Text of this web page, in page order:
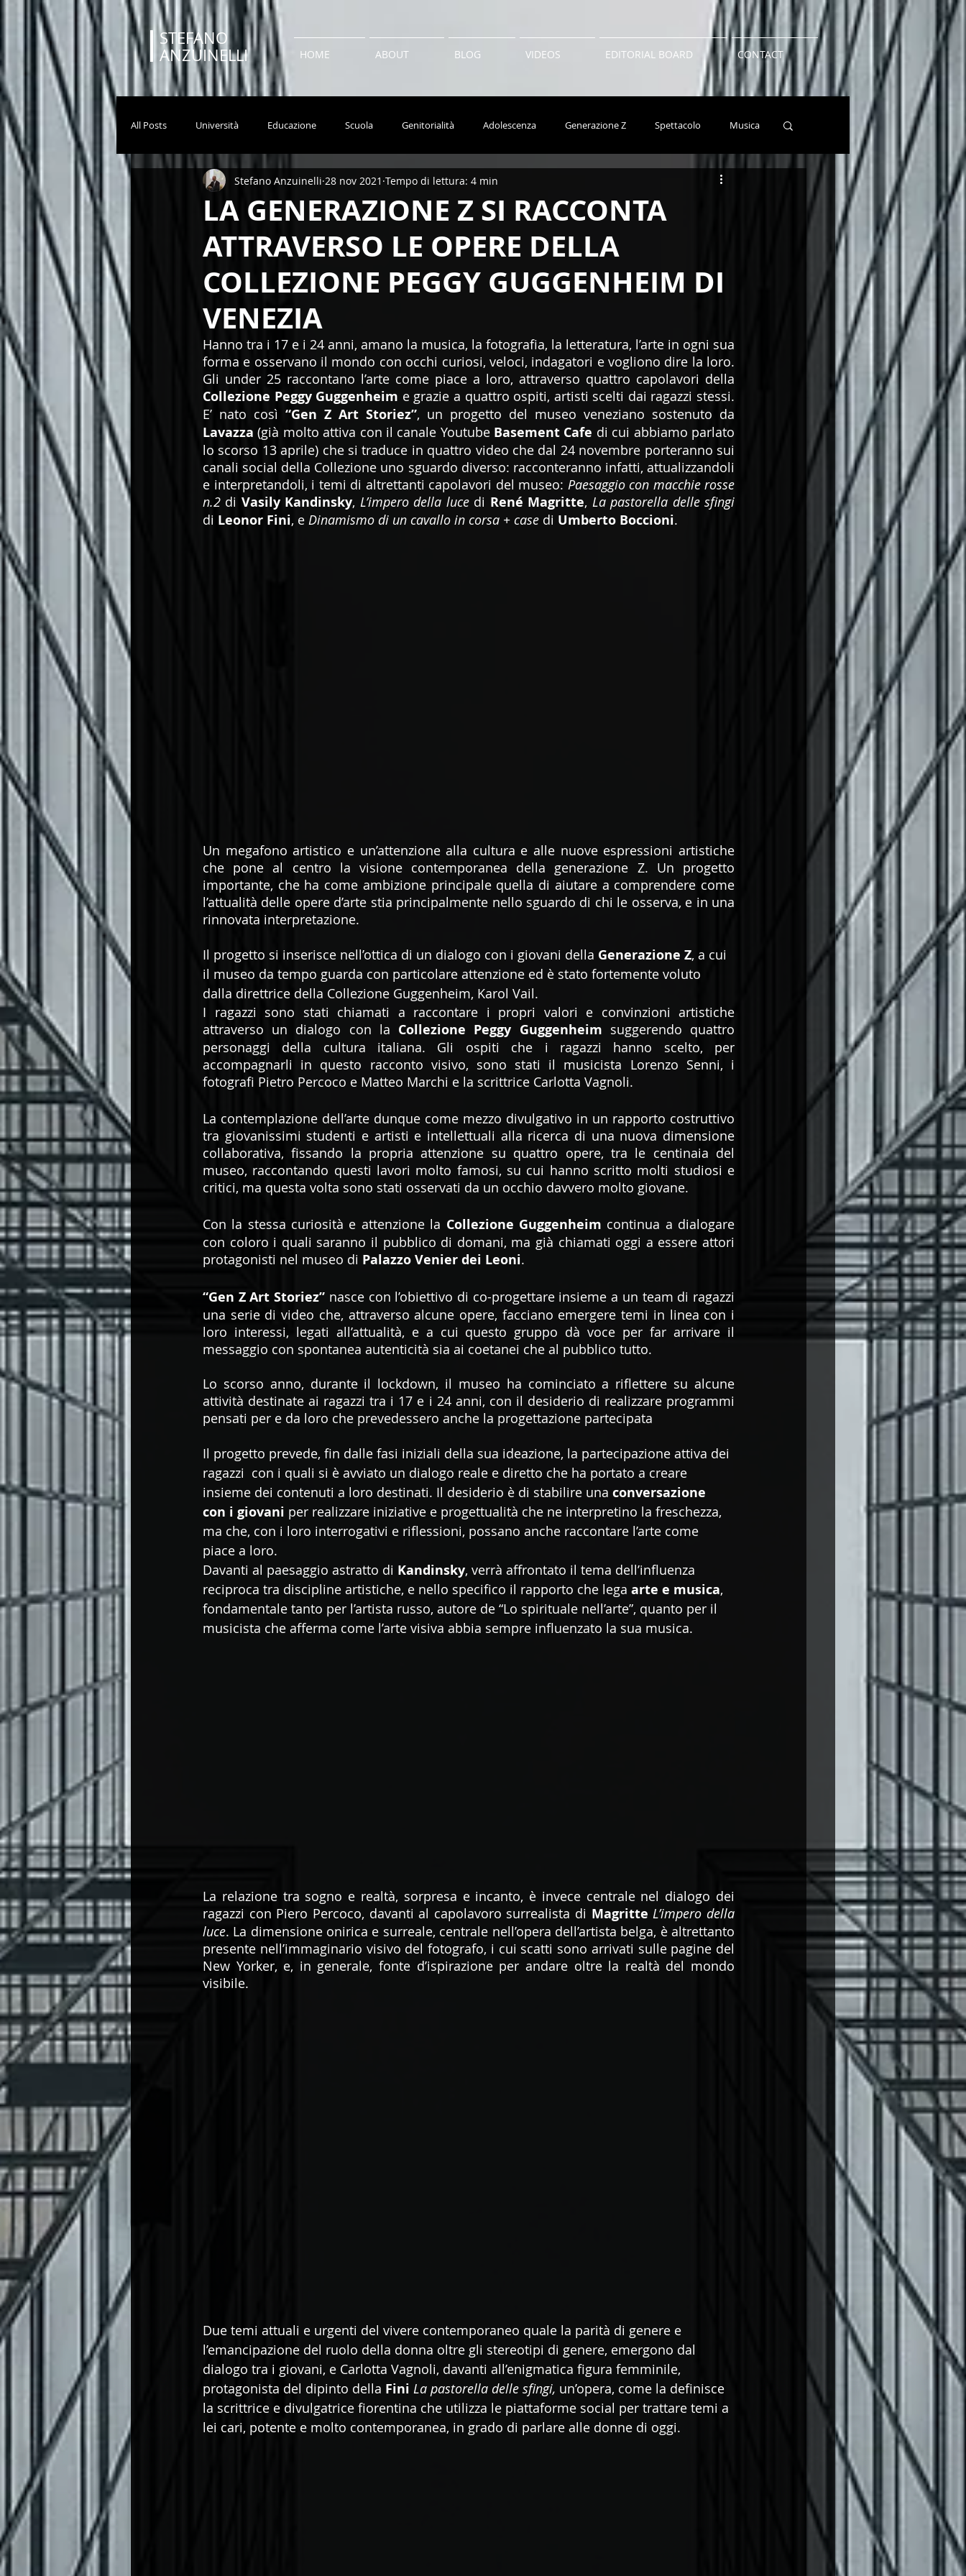
STEFANO
ANZUINELLI
HOME ABOUT BLOG VIDEOS EDITORIAL BOARD CONTACT
All Posts Università Educazione Scuola Genitorialità Adolescenza Generazione Z Spettacolo Musica
Cinema Serie TV Moda Salute Arte Viaggi TikTok
Ambiente
LA GENERAZIONE Z SI RACCONTA
ATTRAVERSO LE OPERE DELLA
COLLEZIONE PEGGY GUGGENHEIM DI
VENEZIA
Stefano Anzuinelli 28 nov 2021 Tempo di lettura: 4 min
Hanno tra i 17 e i 24 anni, amano la musica, la fotografia, la letteratura, l’arte in ogni sua
forma e osservano il mondo con occhi curiosi, veloci, indagatori e vogliono dire la loro.
Collezione Peggy Guggenheim e grazie a quattro ospiti, artisti scelti dai ragazzi stessi.
E’ nato così “Gen Z Art Storiez”
Lavazza (già molto attiva con il canale Youtube Basement Cafe di cui abbiamo parlato
lo scorso 13 aprile) che si traduce in quattro video che dal 24 novembre porteranno sui
canali social della Collezione uno sguardo diverso: racconteranno infatti, attualizzandoli
e interpretandoli, i temi di altrettanti capolavori del museo: Paesaggio con macchie rosse
n.2 di Vasily Kandinsky, L’impero della luce di René Magritte,
di Leonor Fini, e Dinamismo di un cavallo in corsa + case di Umberto Boccioni.
Un megafono artistico e un’attenzione alla cultura e alle nuove espressioni artistiche
che pone al centro la visione contemporanea della generazione Z. Un progetto
importante, che ha come ambizione principale quella di aiutare a comprendere come
l’attualità delle opere d’arte stia principalmente nello sguardo di chi le osserva, e in una
rinnovata interpretazione.
Il progetto si inserisce nell’ottica di un dialogo con i giovani della Generazione Z, a cui
il museo da tempo guarda con particolare attenzione ed è stato fortemente voluto
dalla direttrice della Collezione Guggenheim, Karol Vail.
I ragazzi sono stati chiamati a raccontare i propri valori e convinzioni artistiche
attraverso un dialogo con la Collezione Peggy Guggenheim suggerendo quattro
personaggi della cultura italiana. Gli ospiti che i ragazzi hanno scelto, per
accompagnarli in questo racconto visivo, sono stati il musicista Lorenzo Senni, i
fotografi Pietro Percoco e Matteo Marchi e la scrittrice Carlotta Vagnoli.
La contemplazione dell’arte dunque come mezzo divulgativo in un rapporto costruttivo
tra giovanissimi studenti e artisti e intellettuali alla ricerca di una nuova dimensione
collaborativa, fissando la propria attenzione su quattro opere, tra le centinaia del
museo, raccontando questi lavori molto famosi, su cui hanno scritto molti studiosi e
critici, ma questa volta sono stati osservati da un occhio davvero molto giovane.
Con la stessa curiosità e attenzione la Collezione Guggenheim continua a dialogare
con coloro i quali saranno il pubblico di domani, ma già chiamati oggi a essere attori
protagonisti nel museo di Palazzo Venier dei Leoni.
“Gen Z Art Storiez” nasce con l’obiettivo di co-progettare insieme a un team di ragazzi
una serie di video che, attraverso alcune opere, facciano emergere temi in linea con i
loro interessi, legati all’attualità, e a cui questo gruppo dà voce per far arrivare il
messaggio con spontanea autenticità sia ai coetanei che al pubblico tutto.
Lo scorso anno, durante il lockdown, il museo ha cominciato a riflettere su alcune
attività destinate ai ragazzi tra i 17 e i 24 anni, con il desiderio di realizzare programmi
pensati per e da loro che prevedessero anche la progettazione partecipata
Il progetto prevede, fin dalle fasi iniziali della sua ideazione, la partecipazione attiva dei
ragazzi  con i quali si è avviato un dialogo reale e diretto che ha portato a creare
insieme dei contenuti a loro destinati. Il desiderio è di stabilire una conversazione
con i giovani per realizzare iniziative e progettualità che ne interpretino la freschezza,
ma che, con i loro interrogativi e riflessioni, possano anche raccontare l’arte come
piace a loro.
Davanti al paesaggio astratto di Kandinsky, verrà affrontato il tema dell’influenza
reciproca tra discipline artistiche, e nello specifico il rapporto che lega arte e musica,
fondamentale tanto per l’artista russo, autore de “Lo spirituale nell’arte”, quanto per il
musicista che afferma come l’arte visiva abbia sempre influenzato la sua musica.
La relazione tra sogno e realtà, sorpresa e incanto, è invece centrale nel dialogo dei
ragazzi con Piero Percoco, davanti al capolavoro surrealista di Magritte L’impero della
luce. La dimensione onirica e surreale, centrale nell’opera dell’artista belga, è altrettanto
presente nell’immaginario visivo del fotografo, i cui scatti sono arrivati sulle pagine del
New Yorker, e, in generale, fonte d’ispirazione per andare oltre la realtà del mondo
visibile.
Due temi attuali e urgenti del vivere contemporaneo quale la parità di genere e
l’emancipazione del ruolo della donna oltre gli stereotipi di genere, emergono dal
dialogo tra i giovani, e Carlotta Vagnoli, davanti all’enigmatica figura femminile,
protagonista del dipinto della Fini La pastorella delle sfingi, un’opera, come la definisce
la scrittrice e divulgatrice fiorentina che utilizza le piattaforme social per trattare temi a
lei cari, potente e molto contemporanea, in grado di parlare alle donne di oggi.